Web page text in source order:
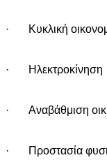
· Κυκλική
· Ηλεκτροκίνηση
· Αναβάθμιση
· Προστασία